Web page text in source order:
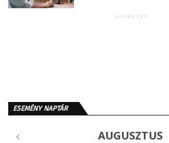
HIRDETÉS
ESEMÉNY NAPTÁR
AUGUSZTUS